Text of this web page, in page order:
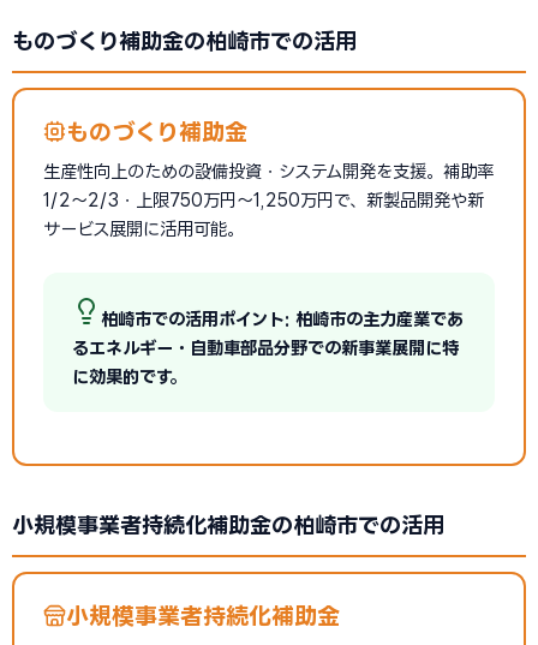
ものづくり補助金の柏崎市での活用
ものづくり補助金
生産性向上のための設備投資・システム開発を支援。補助率
1/2〜2/3・上限750万円〜1,250万円で、新製品開発や新
サービス展開に活用可能。
柏崎市での活用ポイント: 柏崎市の主力産業であ
るエネルギー・自動車部品分野での新事業展開に特
に効果的です。
小規模事業者持続化補助金の柏崎市での活用
小規模事業者持続化補助金